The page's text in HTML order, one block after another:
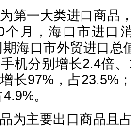
一大类进口商品
个月，海口市进口
海口市外贸进口总
机分别增长2.4倍
长97%，占23.5%
。
主要出口商品且占